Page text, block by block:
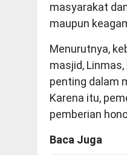
masyarakat
maupun
Menurutnya,
masjid,
penting dalam
Karena itu,
pemberian
Baca Juga